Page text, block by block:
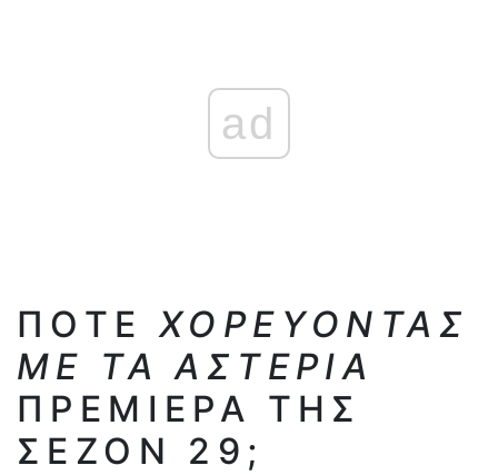
ad
ΠΌΤΕΧΟΡΕΎΟΝΤΑΣ
ΜΕ ΤΑ ΑΣΤΈΡΙΑ
ΠΡΕΜΙΈΡΑ ΤΗΣ
ΣΕΖΌΝ 29;